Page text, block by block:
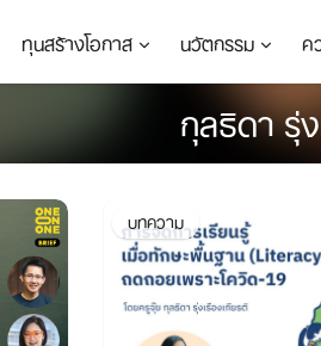
ทุนสร้างโอกาส นวัตกรรม ค
กุลธิดา รุ่
บทความ